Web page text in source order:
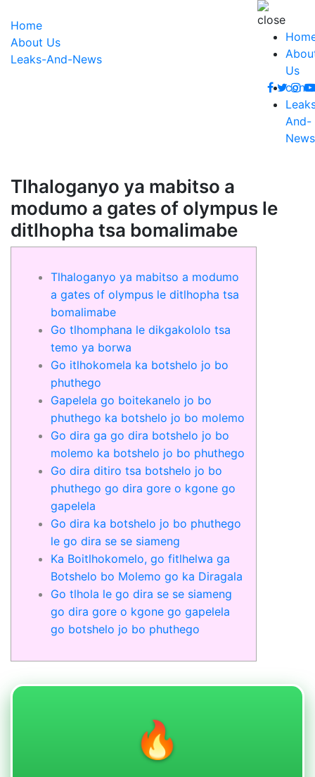
Us
And-
News
Home
About Us
Leaks-And-News
Tlhaloganyo ya mabitso a
modumo a gates of olympus le
ditlhopha tsa bomalimabe
Tlhaloganyo ya mabitso a modumo
a gates of olympus le ditlhopha tsa
bomalimabe
Go tlhomphana le dikgakololo tsa
temo ya borwa
Go itlhokomela ka botshelo jo bo
phuthego
Gapelela go boitekanelo jo bo
phuthego ka botshelo jo bo molemo
Go dira ga go dira botshelo jo bo
molemo ka botshelo jo bo phuthego
Go dira ditiro tsa botshelo jo bo
phuthego go dira gore o kgone go
gapelela
Go dira ka botshelo jo bo phuthego
le go dira se se siameng
Ka Boitlhokomelo, go fitlhelwa ga
Botshelo bo Molemo go ka Diragala
Go tlhola le go dira se se siameng
go dira gore o kgone go gapelela
go botshelo jo bo phuthego
🔥